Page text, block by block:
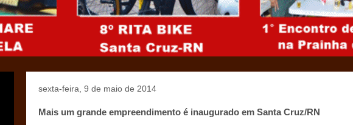
sexta-feira, 9 de maio de 2014
Mais um grande empreendimento é inaugurado em Santa Cruz/RN